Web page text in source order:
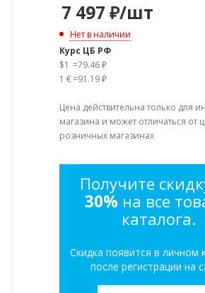
7 497 ₽/шт
Нет в наличии
Курс ЦБ РФ
$1 =79.46 ₽
1 €=91.19 ₽
Цена действительна только для
магазина и может отличаться от
розничных магазинах
Получите
30% на все
каталога.
Скидка появится в личном
после регистрации на